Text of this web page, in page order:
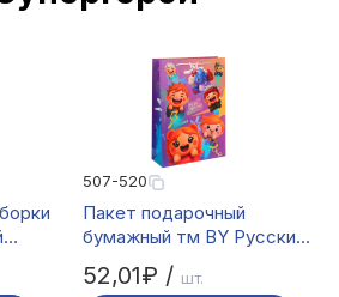
507-520
Пакет подарочный
бумажный тм BY Русские
Супергерои Стражники,
25x35x9 см, 0 +
52,01₽ / шт.